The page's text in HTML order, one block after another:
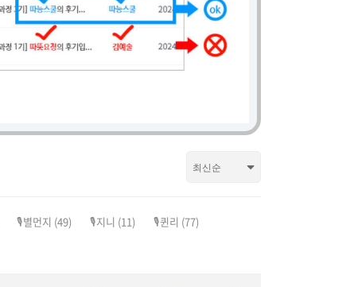
🎙️별먼지 (49) 🎙️지니 (11) 🎙️퀸리 (77)